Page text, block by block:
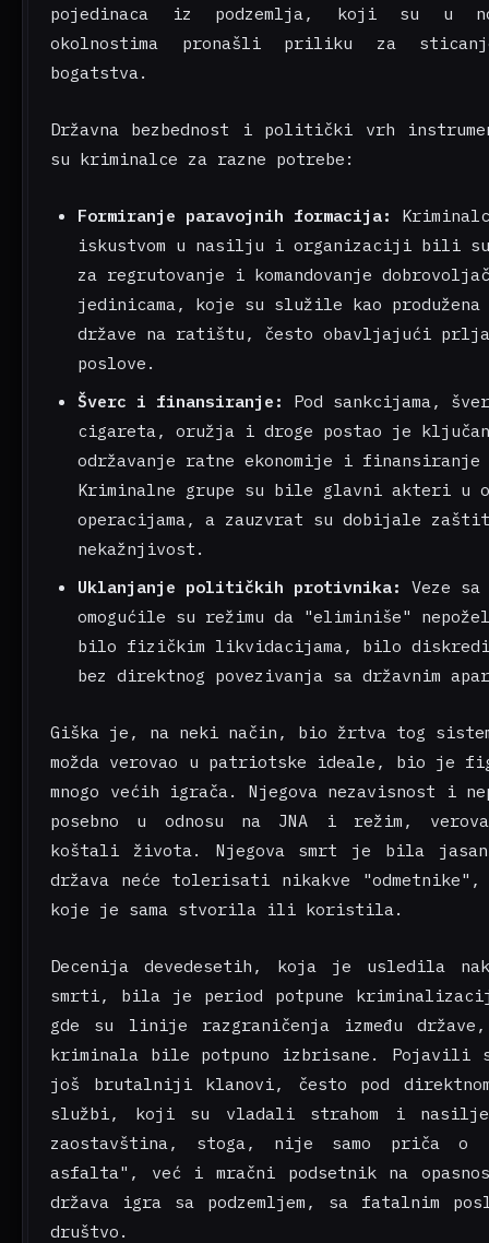
pojedinaca iz podzemlja, koji su u
okolnostima pronašli priliku za
bogatstva.
Državna bezbednost i politički vrh
su kriminalce za razne potrebe:
Formiranje paravojnih formacija:
iskustvom u nasilju i organizaciji bili
za regrutovanje i komandovanje
jedinicama, koje su služile kao produžena
države na ratištu, često obavljajući
poslove.
Šverc i finansiranje:
Pod sankcijama,
cigareta, oružja i droge postao je
održavanje ratne ekonomije i finansiranje
Kriminalne grupe su bile glavni akteri u
operacijama, a zauzvrat su dobijale
nekažnjivost.
Uklanjanje političkih protivnika: Veze sa
omogućile su režimu da "eliminiše"
bilo fizičkim likvidacijama, bilo
bez direktnog povezivanja sa državnim
Giška je, na neki način, bio žrtva tog
možda verovao u patriotske ideale, bio je
mnogo većih igrača. Njegova nezavisnost i
posebno u odnosu na JNA i režim,
koštali života. Njegova smrt je bila
država neće tolerisati nikakve
koje je sama stvorila ili koristila.
Decenija devedesetih, koja je usledila
smrti, bila je period potpune
gde su linije razgraničenja između
kriminala bile potpuno izbrisane. Pojavili
još brutalniji klanovi, često pod
službi, koji su vladali strahom i
zaostavština, stoga, nije samo priča o
asfalta", već i mračni podsetnik na
država igra sa podzemljem, sa fatalnim
društvo.